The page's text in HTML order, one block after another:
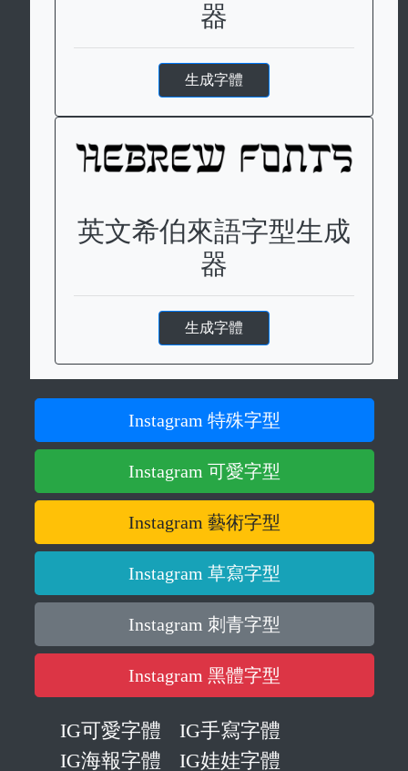
器
生成字體
英文希伯來語字型生成
器
生成字體
Instagram 特殊字型
Instagram 可愛字型
Instagram 藝術字型
Instagram 草寫字型
Instagram 刺青字型
Instagram 黑體字型
IG可愛字體
IG手寫字體
IG海報字體
IG娃娃字體